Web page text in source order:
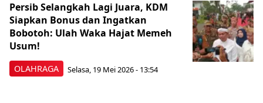
OLAHRAGA
Persib Selangkah Lagi Juara, KDM
Siapkan Bonus dan Ingatkan
Bobotoh: Ulah Waka Hajat Memeh
Usum!
Selasa, 19 Mei 2026 - 13:54